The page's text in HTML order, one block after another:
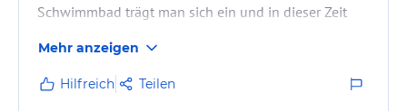
Schwimmbad trägt man sich ein und in dieser Zeit
zuden Tieren rein.Himmlisch schön hier.Der
Brötchenservice jeden morgen.......wird eine Tüte an
die Tür gehangen.Wo gibt es sowas?schön
Mehr anzeigen
Hilfreich Teilen